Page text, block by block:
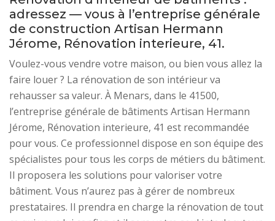
adressez — vous à l’entreprise générale
de construction Artisan Hermann
Jérome, Rénovation interieure, 41.
Voulez-vous vendre votre maison, ou bien vous allez la
faire louer ? La rénovation de son intérieur va
rehausser sa valeur. À Menars, dans le 41500,
l’entreprise générale de bâtiments Artisan Hermann
Jérome, Rénovation interieure, 41 est recommandée
pour vous. Ce professionnel dispose en son équipe des
spécialistes pour tous les corps de métiers du bâtiment.
Il proposera les solutions pour valoriser votre
bâtiment. Vous n’aurez pas à gérer de nombreux
prestataires. Il prendra en charge la rénovation de tout